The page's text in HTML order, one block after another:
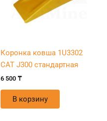
Коронка ковша 1U3302
CAT J300 стандартная
6 500 ₸
В корзину